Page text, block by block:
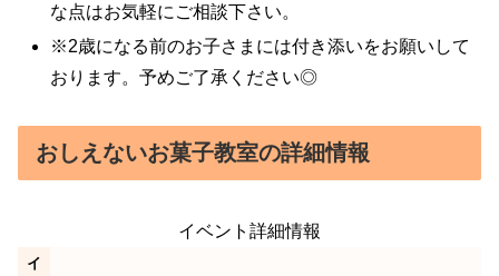
な点はお気軽にご相談下さい。
※2歳になる前のお子さまには付き添いをお願いして
おります。予めご了承ください◎
おしえないお菓子教室の詳細情報
イベント詳細情報
イ